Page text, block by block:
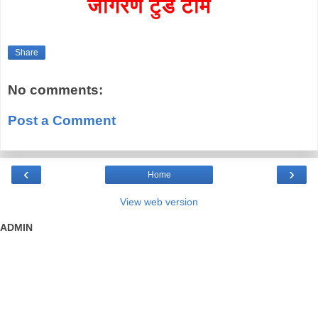
जागरण टुडे टीम
Share
No comments:
Post a Comment
‹ ›
Home
View web version
ADMIN